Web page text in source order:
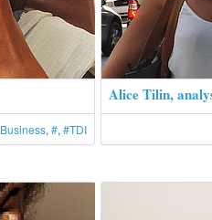
Business, #, #TDI
Alice Tilin,